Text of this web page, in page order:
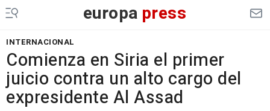
europa press
INTERNACIONAL
Comienza en Siria el primer
juicio contra un alto cargo del
expresidente Al Assad